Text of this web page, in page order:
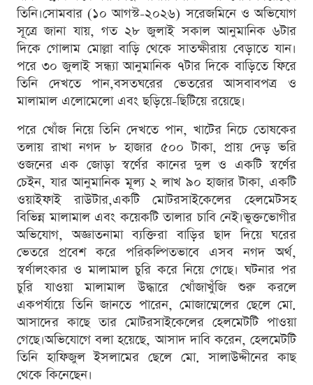
তিনি।সোমবার (১০ আগস্ট-২০২৬) সরেজমিনে ও অভিযোগ
সূত্রে জানা যায়, গত ২৮ জুলাই সকাল আনুমানিক ৬টার
দিকে গোলাম মোল্লা বাড়ি থেকে সাতক্ষীরায় বেড়াতে যান।
পরে ৩০ জুলাই সন্ধ্যা আনুমানিক ৭টার দিকে বাড়িতে ফিরে
তিনি দেখতে পান,বসতঘরের ভেতরের আসবাবপত্র ও
মালামাল এলোমেলো এবং ছড়িয়ে-ছিটিয়ে রয়েছে।
পরে খোঁজ নিয়ে তিনি দেখতে পান, খাটের নিচে তোষকের
তলায় রাখা নগদ ৮ হাজার ৫০০ টাকা, প্রায় দেড় ভরি
ওজনের এক জোড়া স্বর্ণের কানের দুল ও একটি স্বর্ণের
চেইন, যার আনুমানিক মূল্য ২ লাখ ৯০ হাজার টাকা, একটি
ওয়াইফাই রাউটার,একটি মোটরসাইকেলের হেলমেটসহ
বিভিন্ন মালামাল এবং কয়েকটি তালার চাবি নেই।ভুক্তভোগীর
অভিযোগ, অজ্ঞাতনামা ব্যক্তিরা বাড়ির ছাদ দিয়ে ঘরের
ভেতরে প্রবেশ করে পরিকল্পিতভাবে এসব নগদ অর্থ,
স্বর্ণালংকার ও মালামাল চুরি করে নিয়ে গেছে। ঘটনার পর
চুরি যাওয়া মালামাল উদ্ধারে খোঁজাখুঁজি শুরু করলে
একপর্যায়ে তিনি জানতে পারেন, মোজাম্মেলের ছেলে মো.
আসাদের কাছে তার মোটরসাইকেলের হেলমেটটি পাওয়া
গেছে।অভিযোগে বলা হয়েছে, আসাদ দাবি করেন, হেলমেটটি
তিনি হাফিজুল ইসলামের ছেলে মো. সালাউদ্দীনের কাছ
থেকে কিনেছেন।